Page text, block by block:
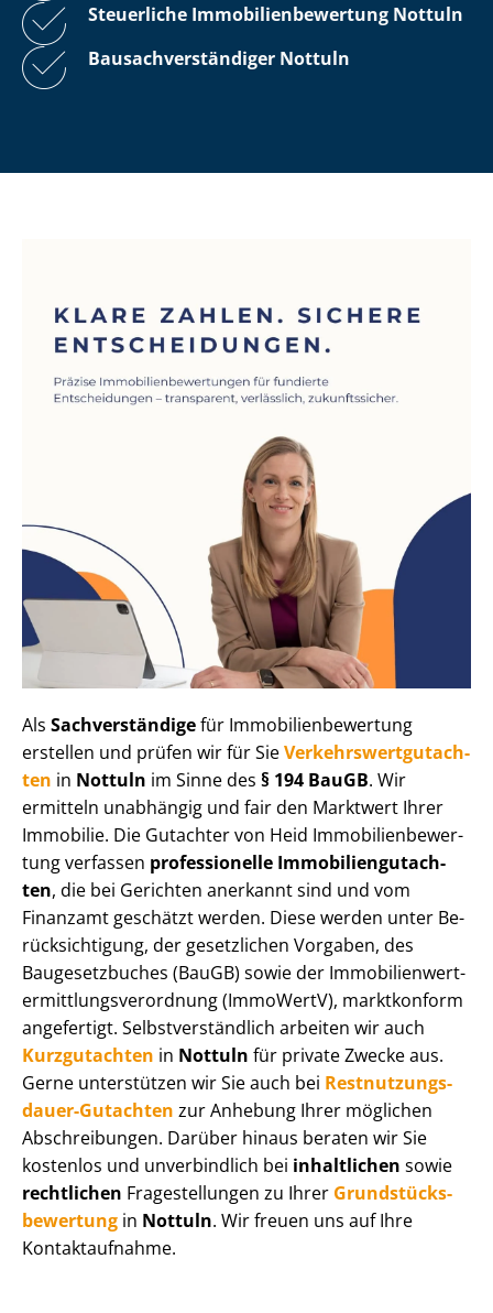
Steuerliche Im­mo­bi­li­en­be­wer­tung Nottuln
Bau­sach­ver­stän­di­ger Nottuln
Als Sachverständigefür Im­mo­bi­li­en­be­wer­tung
erstellen und prüfen wir für SieVer­kehrs­wert­gut­ach­
ten in Nottuln im Sinne des § 194 BauGB. Wir
ermitteln unabhängig und fair den Marktwert Ihrer
Immobilie. Die Gutachter von Heid Im­mo­bi­li­en­be­wer­
tung verfassen professionelle Im­mo­bi­li­en­gut­ach­
ten, die bei Gerichten anerkannt sind und vom
Finanzamt geschätzt werden. Diese werden unter Be­
rück­sich­ti­gung, der gesetzlichen Vorgaben, des
Baugesetzbuches (BauGB) sowie der Im­mo­bi­li­en­wert­
ermitt­lungs­ver­ord­nung (ImmoWertV), marktkonform
angefertigt. Selbst­ver­ständ­lich arbeiten wir auch
Kurzgutachten in Nottuln für private Zwecke aus.
Gerne unterstützen wir Sie auch bei Rest­nut­zungs­
dau­er-Gutachten zur Anhebung Ihrer möglichen
Abschreibungen. Darüber hinaus beraten wir Sie
kostenlos und unverbindlich bei inhaltlichen sowie
rechtlichen Fragestellungen zu Ihrer Grund­stücks­
be­wer­tung in Nottuln. Wir freuen uns auf Ihre
Kontaktaufnahme.